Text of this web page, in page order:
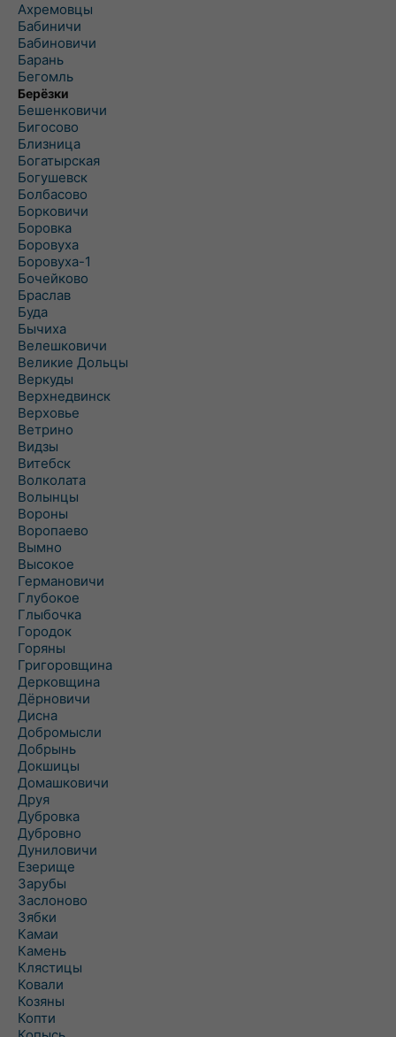
Ахремовцы
Бабиничи
Бабиновичи
Барань
Бегомль
Берёзки
Бешенковичи
Бигосово
Близница
Богатырская
Богушевск
Болбасово
Борковичи
Боровка
Боровуха
Боровуха-1
Бочейково
Браслав
Буда
Бычиха
Велешковичи
Великие Дольцы
Веркуды
Верхнедвинск
Верховье
Ветрино
Видзы
Витебск
Волколата
Волынцы
Вороны
Воропаево
Вымно
Высокое
Германовичи
Глубокое
Глыбочка
Городок
Горяны
Григоровщина
Дерковщина
Дёрновичи
Дисна
Добромысли
Добрынь
Докшицы
Домашковичи
Друя
Дубровка
Дубровно
Дуниловичи
Езерище
Зарубы
Заслоново
Зябки
Камаи
Камень
Клястицы
Ковали
Козяны
Копти